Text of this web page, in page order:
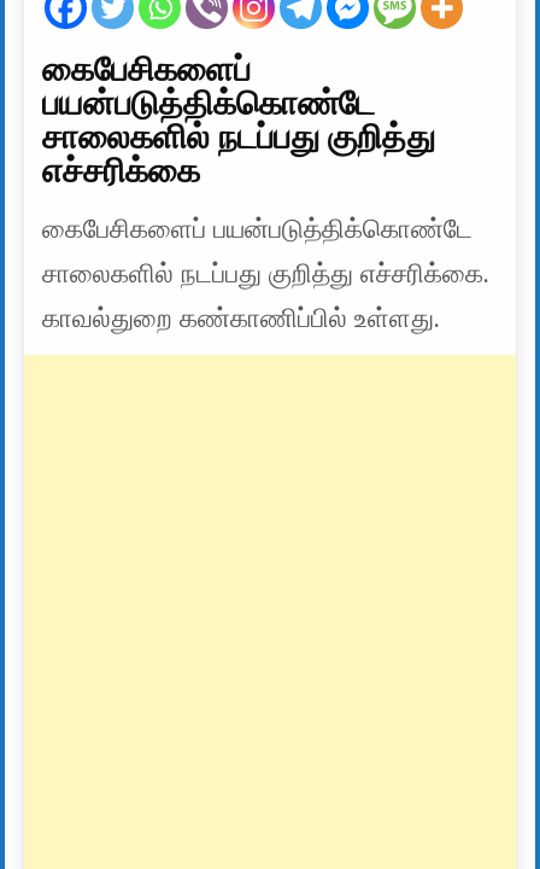
கைபேசிகளைப்
பயன்படுத்திக்கொண்டே
சாலைகளில் நடப்பது குறித்து
எச்சரிக்கை
கைபேசிகளைப் பயன்படுத்திக்கொண்டே
சாலைகளில் நடப்பது குறித்து எச்சரிக்கை.
காவல்துறை கண்காணிப்பில் உள்ளது.